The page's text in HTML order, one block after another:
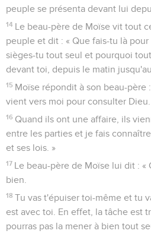
peuple se présenta devant lui
14 Le beau-père de Moïse vit tout
peuple et dit : « Que fais-tu là
sièges-tu tout seul et pourquoi
devant toi, depuis le matin
15 Moïse répondit à son beau-père
vient vers moi pour consulter Dieu.
16 Quand ils ont une affaire, ils
entre les parties et je fais
et ses lois. »
17 Le beau-père de Moïse lui dit : «
bien.
18 Tu vas t'épuiser toi-même et tu
est avec toi. En effet, la tâche est
pourras pas la mener à bien tout